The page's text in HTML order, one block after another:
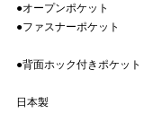
●オープンポケット
●ファスナーポケット
●背面ホック付きポケット
日本製